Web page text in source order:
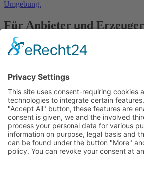
Umgebung.
Für Anbieter und Erzeuger
» Ihre Werbung
In Kooperation mit
Kontakt